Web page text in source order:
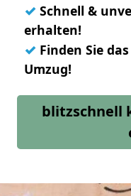
✓ Schnell &
erhalten!
✓ Finden Sie
Umzug!
blitzschnell